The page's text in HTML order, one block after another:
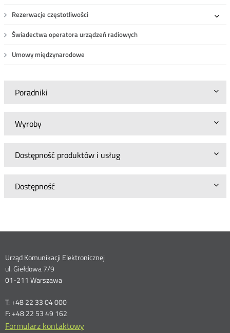
Rezerwacje częstotliwości
Świadectwa operatora urządzeń radiowych
Umowy międzynarodowe
Poradniki
Wyroby
Dostępność produktów i usług
Dostępność
Dane
kontaktowe
Urząd Komunikacji Elektronicznej
ul. Giełdowa 7/9
01-211 Warszawa
T: +48 22 33 04 000
F: +48 22 53 49 162
Formularz kontaktowy